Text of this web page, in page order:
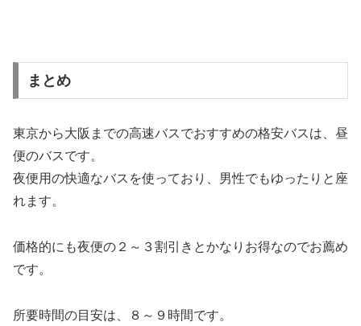
まとめ
東京から大阪までの高速バスでおすすめの格安バスは、昼
便のバスです。
夜便用の快適なバスを使っており、男性でもゆったりと座
れます。
価格的にも夜便の２～３割引きとかなりお得なのでお薦め
です。
所要時間の目安は、８～９時間です。